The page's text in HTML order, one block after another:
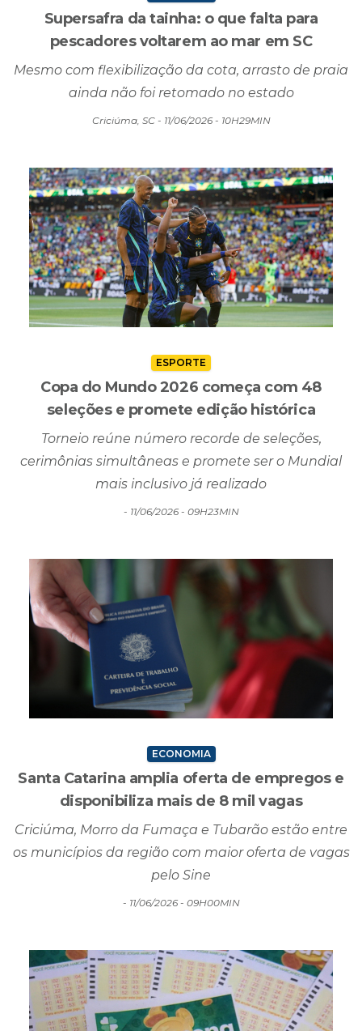
Supersafra da tainha: o que falta para
pescadores voltarem ao mar em SC
Mesmo com flexibilização da cota, arrasto de praia
ainda não foi retomado no estado
Criciúma, SC - 11/06/2026 - 10H29MIN
ESPORTE
Copa do Mundo 2026 começa com 48
seleções e promete edição histórica
Torneio reúne número recorde de seleções,
cerimônias simultâneas e promete ser o Mundial
mais inclusivo já realizado
- 11/06/2026 - 09H23MIN
ECONOMIA
Santa Catarina amplia oferta de empregos e
disponibiliza mais de 8 mil vagas
Criciúma, Morro da Fumaça e Tubarão estão entre
os municípios da região com maior oferta de vagas
pelo Sine
- 11/06/2026 - 09H00MIN